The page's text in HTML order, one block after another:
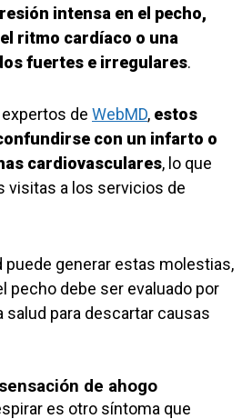
intensa en el pecho,
ritmo cardíaco o una
fuertes e irregulares.
de WebMD, estos
con un infarto o
cardiovasculares, lo que
visitas a los servicios de
puede generar estas molestias,
pecho debe ser evaluado por
salud para descartar causas
de ahogo
es otro síntoma que